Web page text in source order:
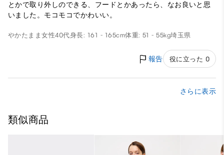
とかで取り外しのできる、フードとかあったら、なお良いと思
いました。モコモコでかわいい。
やかたまま女性40代身長: 161 - 165cm体重: 51 - 55kg埼玉県
報告 役に立った 0
さらに表示
類似商品